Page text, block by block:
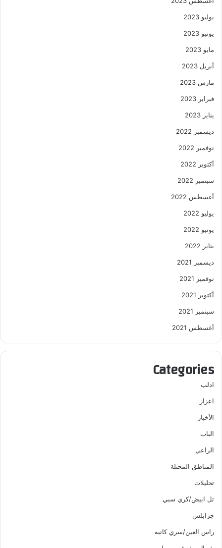
يوليو 2023
يونيو 2023
مايو 2023
أبريل 2023
مارس 2023
فبراير 2023
يناير 2023
ديسمبر 2022
نوفمبر 2022
أكتوبر 2022
سبتمبر 2022
أغسطس 2022
يوليو 2022
يونيو 2022
يناير 2022
ديسمبر 2021
نوفمبر 2021
أكتوبر 2021
سبتمبر 2021
أغسطس 2021
Categories
ادلب
اعزاز
الأخبار
الباب
الراعي
المناطق المحتلة
تحليلات
تل ابيض/كري سبي
جرابلس
راس العين/سري كانيه